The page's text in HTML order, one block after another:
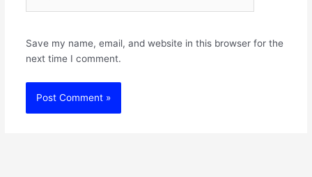
Save my name, email, and website in this browser for the
next time I comment.